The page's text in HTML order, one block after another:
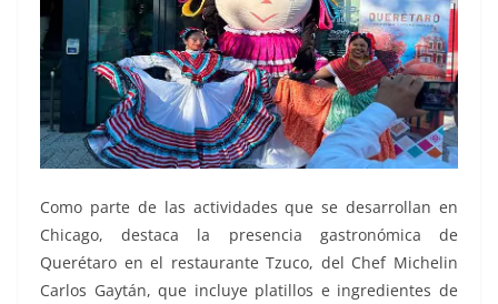
Como parte de las actividades que se desarrollan en
Chicago, destaca la presencia gastronómica de
Querétaro en el restaurante Tzuco, del Chef Michelin
Carlos Gaytán, que incluye platillos e ingredientes de